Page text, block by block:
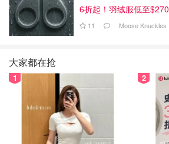
6折起！羽绒服低至$270
11 Moose Knuckles
大家都在抢
1 2